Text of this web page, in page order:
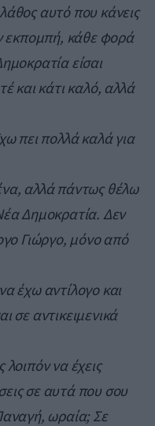
αυτό που κάνεις
εκπομπή, κάθε φορά
είσαι
και κάτι καλό, αλλά
πει πολλά καλά για
αλλά πάντως θέλω
Δημοκρατία. Δεν
Γιώργο, μόνο από
έχω αντίλογο και
σε αντικειμενικά
να έχεις
σε αυτά που σου
ωραία; Σε